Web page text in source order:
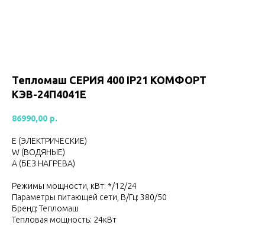
Тепломаш CЕРИЯ 400 IP21 КОМФОРТ
КЭВ-24П4041Е
86990,00 р.
Е (ЭЛЕКТРИЧЕСКИЕ)
W (ВОДЯНЫЕ)
А (БЕЗ НАГРЕВА)
Режимы мощности, кВт: */12/24
Параметры питающей сети, В/Гц: 380/50
Бренд: Тепломаш
Тепловая мощность: 24кВт